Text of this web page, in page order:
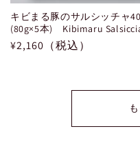
キビまる豚のサルシッチャ
(80g×5本) Kibimaru
通
¥2,160（税込）